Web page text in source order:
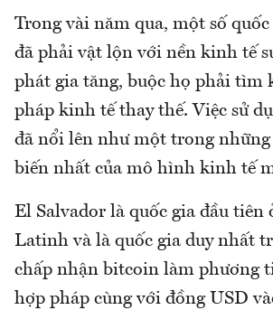
Trong vài năm qua, một số
đã phải vật lộn với nền kinh tế
phát gia tăng, buộc họ phải tìm
pháp kinh tế thay thế. Việc sử
đã nổi lên như một trong
biến nhất của mô hình kinh tế
El Salvador là quốc gia đầu tiên
Latinh và là quốc gia duy nhất
chấp nhận bitcoin làm phương
hợp pháp cùng với đồng USD